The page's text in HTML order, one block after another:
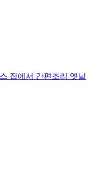
집에서 간편조리 옛날